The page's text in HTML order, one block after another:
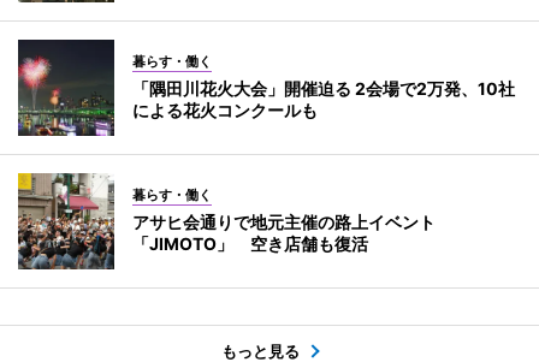
暮らす・働く
「隅田川花火大会」開催迫る 2会場で2万発、10社
による花火コンクールも
暮らす・働く
アサヒ会通りで地元主催の路上イベント
「JIMOTO」 空き店舗も復活
もっと見る